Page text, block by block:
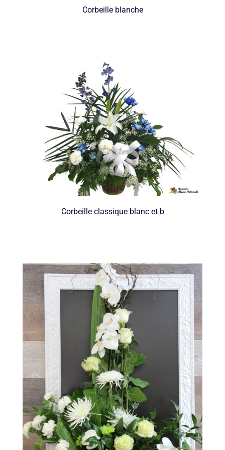
Corbeille blanche
Corbeille classique blanc et b